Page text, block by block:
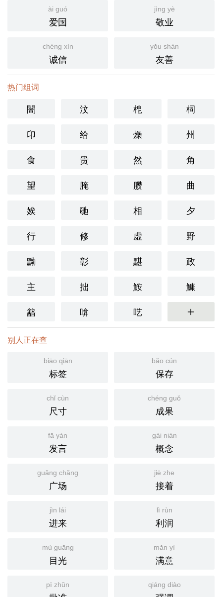
ài guó
爱国
jìng yè
敬业
chéng xìn
诚信
yǒu shàn
友善
热门组词
闇 汶 梎
柌
卬
给 燥
州
食
贵 然
角
望
腌 臜
曲
娭
毑 相
夕
行
修 虚
野
黝
彰 黮
政
主
拙 鮟
鱇
韽
啽 呓 更多
别人正在查
biāo qiān
标签
bǎo cún
保存
chǐ cùn
尺寸
chéng guǒ
成果
fā yán
发言
gài niàn
概念
guǎng chǎng
广场
jiē zhe
接着
jìn lái
进来
lì rùn
利润
mù guāng
目光
mǎn yì
满意
pī zhǔn qiáng diào